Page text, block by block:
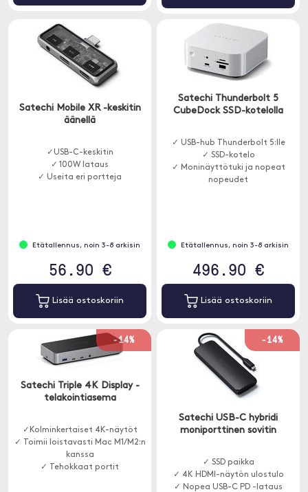
Satechi Mobile XR -keskitin
äänellä
✓USB-C-keskitin
✓ 100W lataus
✓ Useita eri portteja
Etätallennus, noin 3-8 arkisin
56.90 €
Lisää ostoskoriin
Satechi Thunderbolt 5
CubeDock SSD-kotelolla
✓ USB-hub Thunderbolt 5:lle
✓ SSD-kotelo
✓ Moninäyttötuki ja nopeat
nopeudet
Etätallennus, noin 3-8 arkisin
496.90 €
Lisää ostoskoriin
-14%
Satechi Triple 4K Display -
telakointiasema
✓Kolminkertaiset 4K-näytöt
✓ Toimii loistavasti Mac M1/M2:n
kanssa
✓ Tehokkaat portit
-14%
Satechi USB-C hybridi
moniporttinen sovitin
✓ SSD paikka
✓ 4K HDMI-näytön ulostulo
✓ Nopea USB-C PD -lataus